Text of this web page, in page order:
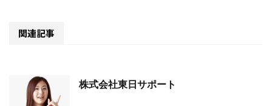
関連記事
株式会社東日サポート